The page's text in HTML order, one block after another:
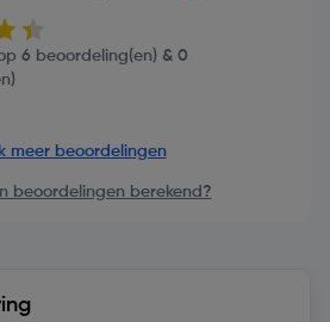
6 beoordeling(en) & 0
meer beoordelingen
beoordelingen berekend?